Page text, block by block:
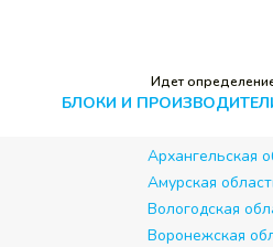
Идет
БЛОКИ И
Архангельская
Амурская
Вологодская
Воронежская